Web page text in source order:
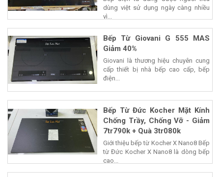
dùng việt sử dụng ngày càng nhiều
vì...
Bếp Từ Giovani G 555 MAS
Giảm 40%
Giovani là thương hiệu chuyên cung
cấp thiết bị nhà bếp cao cấp, bếp
điện...
Bếp Từ Đức Kocher Mặt Kính
Chống Trầy, Chống Vỡ - Giảm
7tr790k + Quà 3tr080k
Giới thiệu bếp từ Kocher X Nano8 Bếp
từ Đức Kocher X Nano8 là dòng bếp
cao...